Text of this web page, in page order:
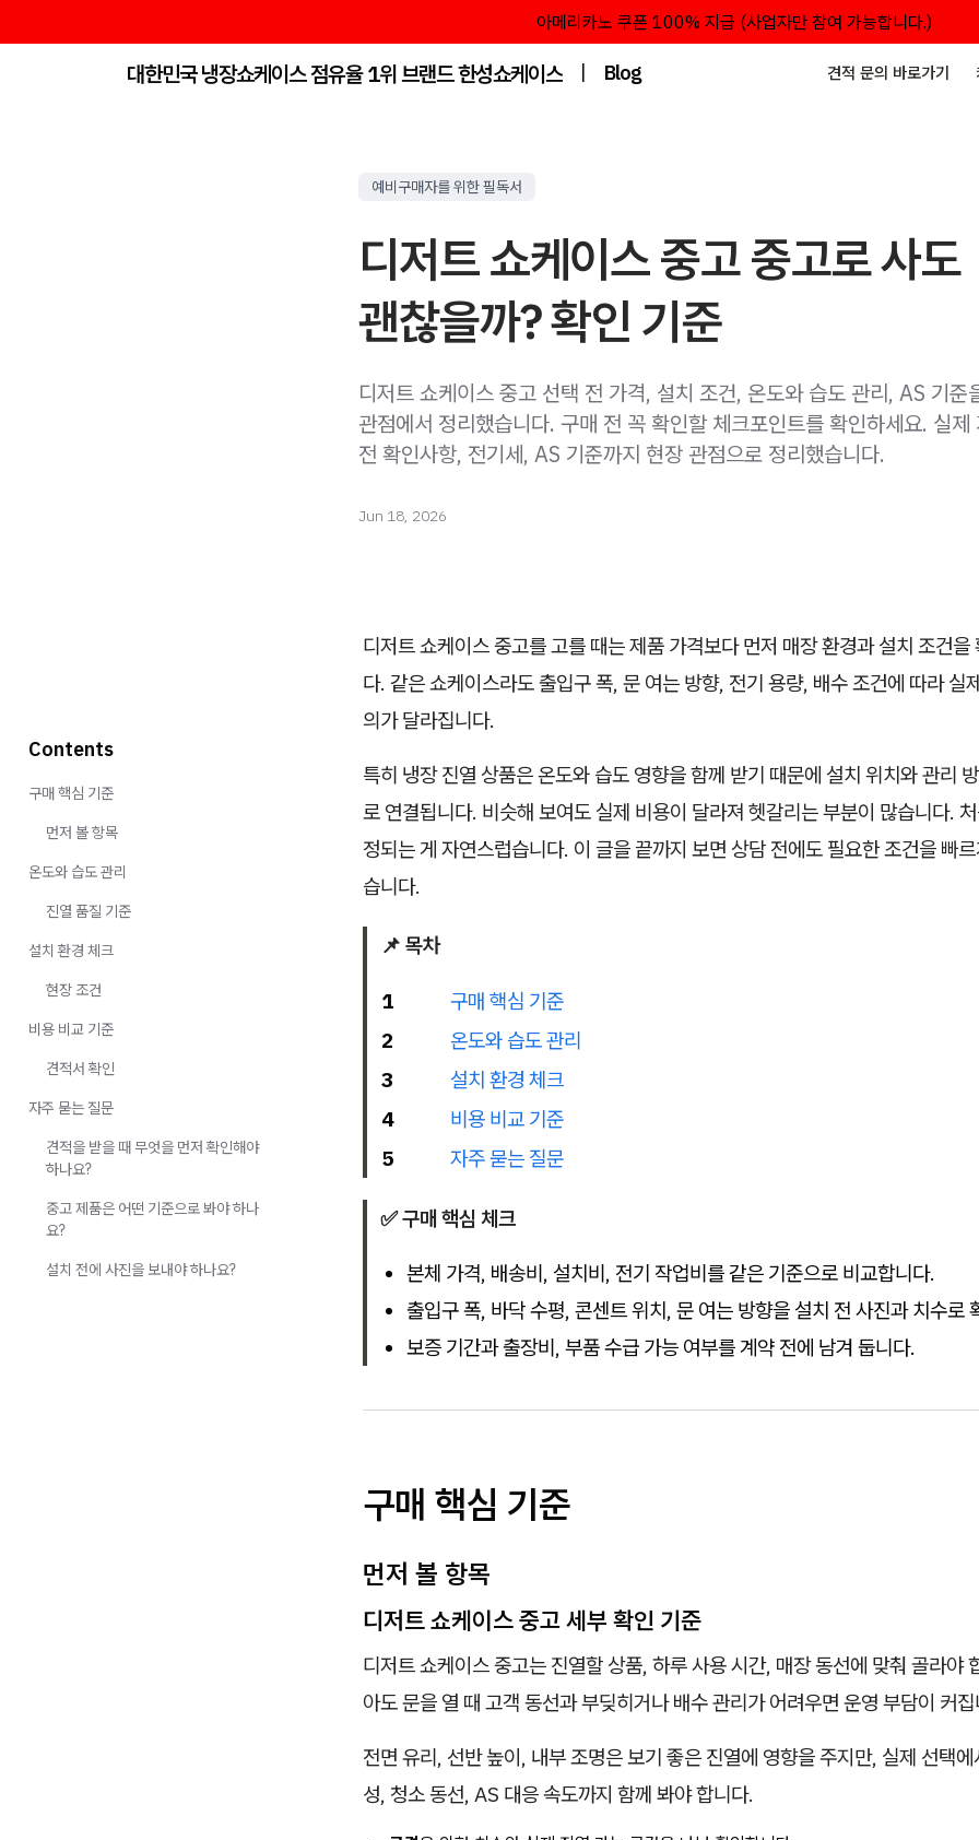
아메리카노 쿠폰 100% 지급 (사업자만 참여 가능합니다.)
대한민국 냉장쇼케이스 점유율 1위 브랜드 한성쇼케이스 | Blog 견적 문의 바로가기
예비구매자를 위한 필독서
디저트 쇼케이스 중고 중고로 사도
괜찮을까? 확인 기준
디저트 쇼케이스 중고 선택 전 가격, 설치 조건, 온도와 습도 관리, AS 기준
관점에서 정리했습니다. 구매 전 꼭 확인할 체크포인트를 확인하세요. 실제
전 확인사항, 전기세, AS 기준까지 현장 관점으로 정리했습니다.
Jun 18, 2026
디저트 쇼케이스 중고를 고를 때는 제품 가격보다 먼저 매장 환경과 설치 조건을
다. 같은 쇼케이스라도 출입구 폭, 문 여는 방향, 전기 용량, 배수 조건에 따라 실
의가 달라집니다.
특히 냉장 진열 상품은 온도와 습도 영향을 함께 받기 때문에 설치 위치와 관리
로 연결됩니다. 비슷해 보여도 실제 비용이 달라져 헷갈리는 부분이 많습니다.
정되는 게 자연스럽습니다. 이 글을 끝까지 보면 상담 전에도 필요한 조건을 빠
습니다.
📌 목차
1
구매 핵심 기준
2
온도와 습도 관리
3
설치 환경 체크
4
비용 비교 기준
5
자주 묻는 질문
✅ 구매 핵심 체크
본체 가격, 배송비, 설치비, 전기 작업비를 같은 기준으로 비교합니다.
출입구 폭, 바닥 수평, 콘센트 위치, 문 여는 방향을 설치 전 사진과 치수로
보증 기간과 출장비, 부품 수급 가능 여부를 계약 전에 남겨 둡니다.
구매 핵심 기준
먼저 볼 항목
디저트 쇼케이스 중고 세부 확인 기준
디저트 쇼케이스 중고는 진열할 상품, 하루 사용 시간, 매장 동선에 맞춰 골라야
아도 문을 열 때 고객 동선과 부딪히거나 배수 관리가 어려우면 운영 부담이 커집
전면 유리, 선반 높이, 내부 조명은 보기 좋은 진열에 영향을 주지만, 실제 선택
성, 청소 동선, AS 대응 속도까지 함께 봐야 합니다.
Contents
구매 핵심 기준
먼저 볼 항목
온도와 습도 관리
진열 품질 기준
설치 환경 체크
현장 조건
비용 비교 기준
견적서 확인
자주 묻는 질문
견적을 받을 때 무엇을 먼저 확인해야
하나요?
중고 제품은 어떤 기준으로 봐야 하나
요?
설치 전에 사진을 보내야 하나요?